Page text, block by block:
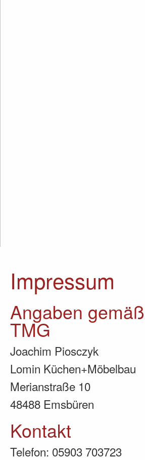
Impressum
Angaben
TMG
Joachim Piosczyk
Lomin Küchen+Möbelbau
Merianstraße 10
48488 Emsbüren
Kontakt
Telefon: 05903 703723